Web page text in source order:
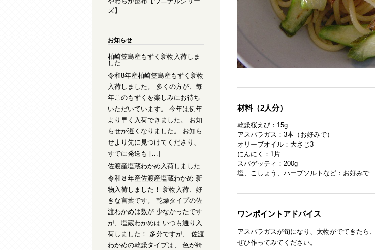
材料（2人分）
乾燥桜えび：15g
アスパラガス：3本（お好みで）
オリーブオイル：大さじ3
にんにく：1片
スパゲッティ：200g
塩、こしょう、ハーブソルトなど：お好みで
ワンポイントアドバイス
アスパラガスが旬になり、太物がでてきたら、
ぜひ作ってみてください。
ズ】
お知らせ
柏崎笠島産もずく新物入荷しま
した
令和8年産柏崎笠島産もずく新物
入荷しました。 多くの方が、毎
年このもずくを楽しみにお待ち
いただいています。 今年は例年
より早く入荷できました。 お知
らせが遅くなりました。 お知ら
せより先に見つけてくださり、
すでに発送も […]
佐渡産塩蔵わかめ入荷しました
令和８年産佐渡産塩蔵わかめ 新
物入荷しました！ 新物入荷、好
きな言葉です。 乾燥タイプの佐
渡わかめは数が 少なかったです
が、塩蔵わかめは いつも通り入
荷しました！ 多分ですが、 佐渡
わかめの乾燥タイプは、 色が綺